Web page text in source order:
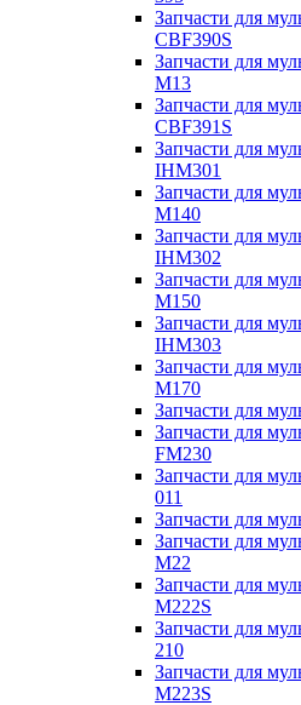
Запчасти для
CBF390S
Запчасти для
M13
Запчасти для
CBF391S
Запчасти для
IHM301
Запчасти для
M140
Запчасти для
IHM302
Запчасти для
M150
Запчасти для
IHM303
Запчасти для
M170
Запчасти для
Запчасти для
FM230
Запчасти для
011
Запчасти для
Запчасти для
M22
Запчасти для
M222S
Запчасти для
210
Запчасти для
M223S